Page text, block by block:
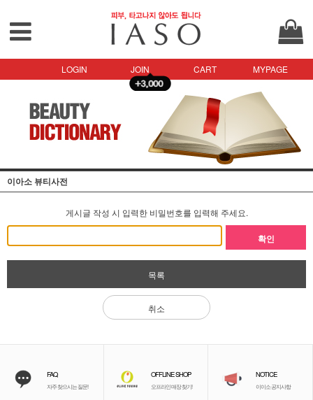
LOGIN JOIN CART MYPAGE
이아소 뷰티사전
게시글 작성 시 입력한 비밀번호를 입력해 주세요.
확인
목록
취소
FAQ
자주 찾으시는 질문!
OFFLINE SHOP
오프라인 매장 찾기!
NOTICE
이이소 공지사항